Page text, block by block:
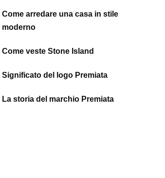
Come arredare una casa in stile
moderno
Come veste Stone Island
Significato del logo Premiata
La storia del marchio Premiata